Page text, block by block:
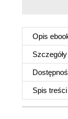
Opis
Szczegóły
Spis treści